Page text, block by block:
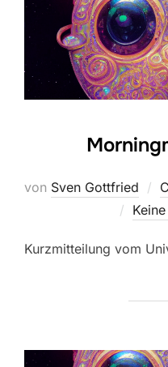
von Sven Gottfried
Kurzmitteilung vom